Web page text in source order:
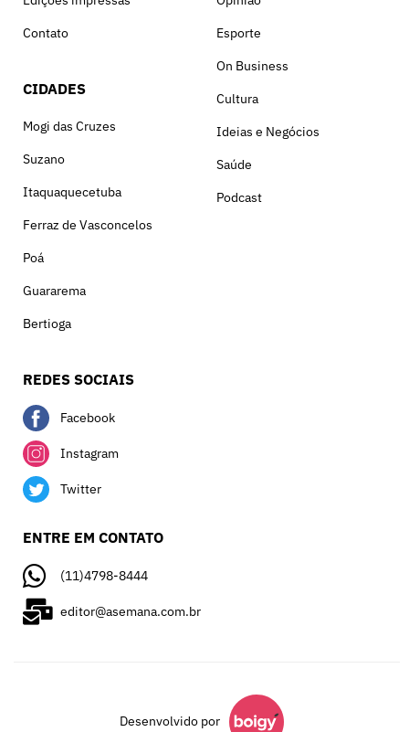
Contato
CIDADES
Mogi das Cruzes
Suzano
Itaquaquecetuba
Ferraz de Vasconcelos
Poá
Guararema
Bertioga
Esporte
On Business
Cultura
Ideias e Negócios
Saúde
Podcast
REDES SOCIAIS
Facebook
Instagram
Twitter
ENTRE EM CONTATO
(11)4798-8444
editor@asemana.com.br
Desenvolvido por